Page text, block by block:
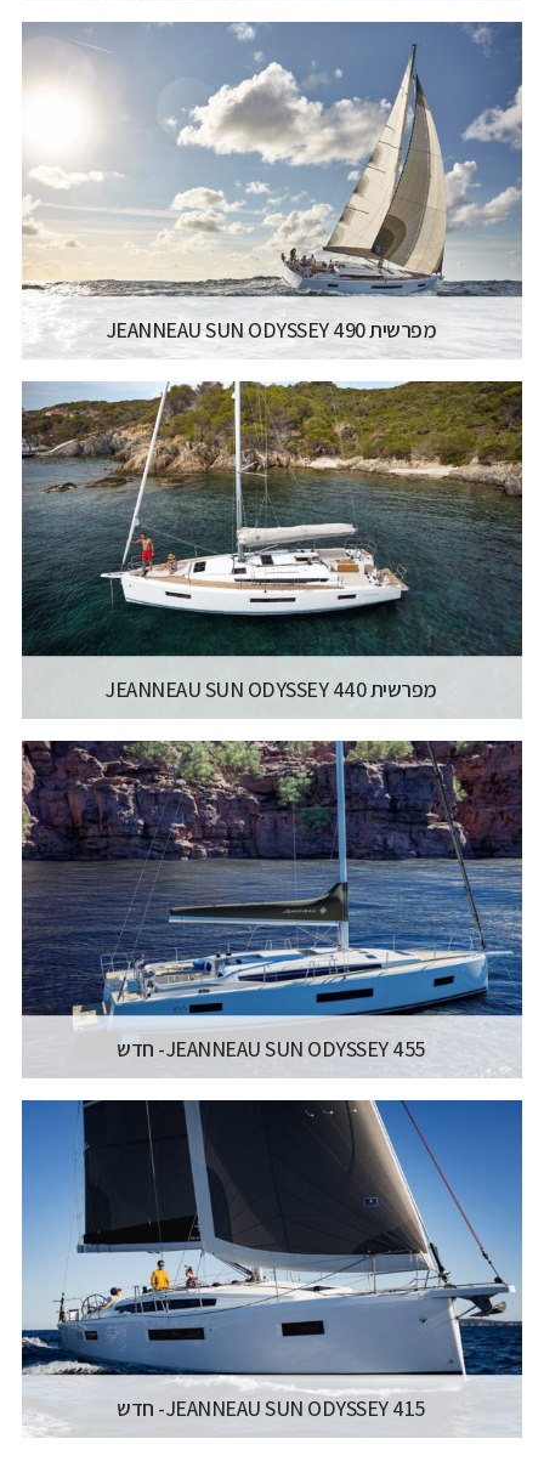
יצרן ודגם:
JEANNEAU SAILING YACHTS - SUN
רישיון משיט:
רישיון משיט יאכטה
אורך כללי:
11.22M / 36.10FT
דגם מנוע:
YANMAR
קרא עוד...
מפרשית JEANNEAU SUN ODYSSEY 490
יצרן ודגם:
JEANNEAU SAILING YACHTS - SUN
ODYSSEY 490
רישיון משיט:
רישיון משיט יאכטה
אורך כללי:
14.42M / 47.4FT
דגם מנוע:
YANMAR 57 HP / 59 HP
קרא עוד...
מפרשית JEANNEAU SUN ODYSSEY 440
יצרן ודגם:
JEANNEAU SAILING YACHTS - SUN
ODYSSEY 440
רישיון משיט:
רישיון משיט יאכטה
אורך כללי:
13M / 42.8FT
דגם מנוע:
YANMAR 40 HP / 57 HP
קרא עוד...
JEANNEAU SUN ODYSSEY 455- חדש
יצרן ודגם:
JEANNEAU SAILING YACHTS - SUN
ODYSSEY 455
רישיון משיט:
רישיון משיט יאכטה
אורך כללי:
קרא עוד...
JEANNEAU SUN ODYSSEY 415- חדש